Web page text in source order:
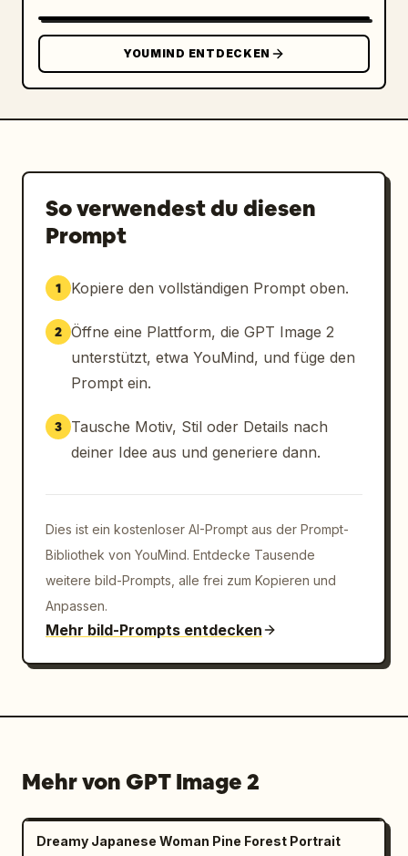
YOUMIND ENTDECKEN
So verwendest du diesen
Prompt
1 Kopiere den vollständigen Prompt oben.
2 Öffne eine Plattform, die GPT Image 2
unterstützt, etwa YouMind, und füge den
Prompt ein.
3
Tausche Motiv, Stil oder Details nach
deiner Idee aus und generiere dann.
Dies ist ein kostenloser AI-Prompt aus der Prompt-
Bibliothek von YouMind. Entdecke Tausende
weitere bild-Prompts, alle frei zum Kopieren und
Anpassen.
Mehr bild-Prompts entdecken
Mehr von GPT Image 2
Dreamy Japanese Woman Pine Forest Portrait